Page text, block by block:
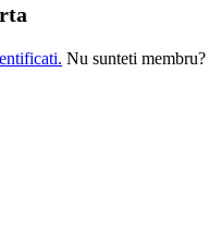
Nu sunteti membru?